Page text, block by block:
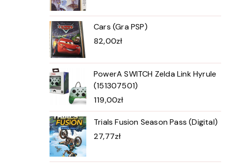
Cars (Gra PSP)
82,00zł
PowerA SWITCH Zelda Link Hyrule
(151307501)
119,00zł
Trials Fusion Season Pass (Digital)
27,77zł